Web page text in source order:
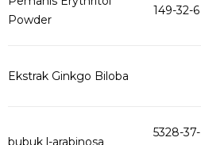
Powder
149-32-6
Ekstrak Ginkgo Biloba
bubuk l-arabinosa
5328-37-